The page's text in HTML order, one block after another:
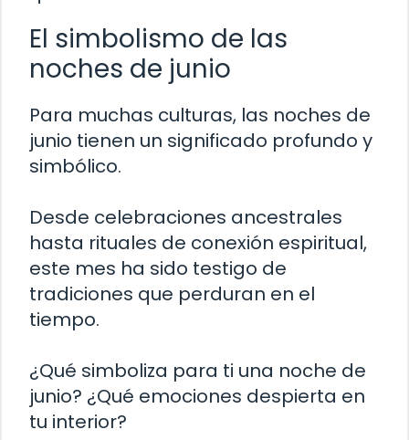
El simbolismo de las
noches de junio
Para muchas culturas, las noches de
junio tienen un significado profundo y
simbólico.
Desde celebraciones ancestrales
hasta rituales de conexión espiritual,
este mes ha sido testigo de
tradiciones que perduran en el
tiempo.
¿Qué simboliza para ti una noche de
junio? ¿Qué emociones despierta en
tu interior?